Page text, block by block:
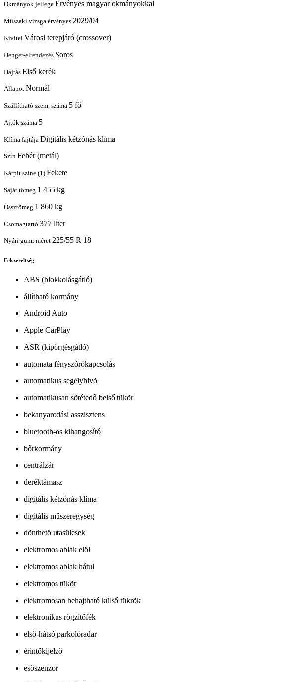
Okmányok jellege Érvényes magyar okmányokkal
Műszaki vizsga érvényes 2029/04
Kivitel Városi terepjáró (crossover)
Henger-elrendezés Soros
Hajtás Első kerék
Állapot Normál
Szállítható szem. száma 5 fő
Ajtók száma 5
Klíma fajtája Digitális kétzónás klíma
Szín Fehér (metál)
Kárpit színe (1) Fekete
Saját tömeg 1 455 kg
Össztömeg 1 860 kg
Csomagtartó 377 liter
Nyári gumi méret 225/55 R 18
Felszereltség
ABS (blokkolásgátló)
állítható kormány
Android Auto
Apple CarPlay
ASR (kipörgésgátló)
automata fényszórókapcsolás
automatikus segélyhívó
automatikusan sötétedő belső tükör
bekanyarodási asszisztens
bluetooth-os kihangosító
bőrkormány
centrálzár
deréktámasz
digitális kétzónás klíma
digitális műszeregység
dönthető utasülések
elektromos ablak elöl
elektromos ablak hátul
elektromos tükör
elektromosan behajtható külső tükrök
elektronikus rögzítőfék
első-hátsó parkolóradar
érintőkijelző
esőszenzor